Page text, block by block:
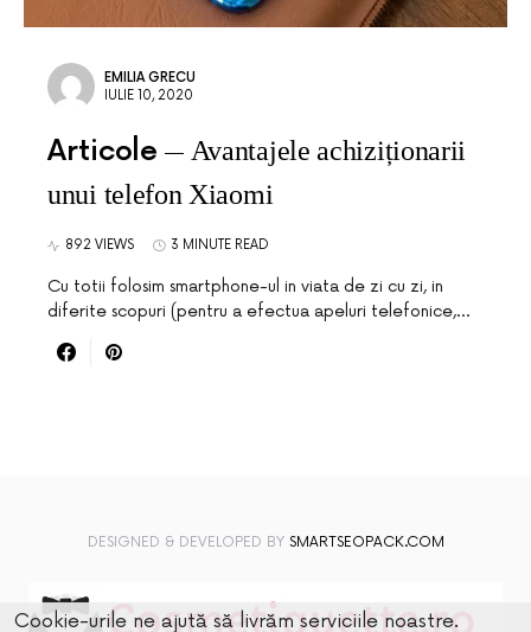
EMILIA GRECU
IULIE 10, 2020
Articole
Avantajele achiziționarii
unui telefon Xiaomi
892 VIEWS 3 MINUTE READ
Cu totii folosim smartphone-ul in viata de zi cu zi, in
diferite scopuri (pentru a efectua apeluri telefonice,…
DESIGNED & DEVELOPED BY SMARTSEOPACK.COM
Cookie-urile ne ajută să livrăm serviciile noastre.